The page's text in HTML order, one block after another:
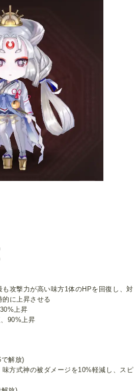
も攻撃力が高い味方1体のHPを回復し、対
に上昇させる
上昇
90%上昇
解放)
方式神の被ダメージを10%軽減し、スピ